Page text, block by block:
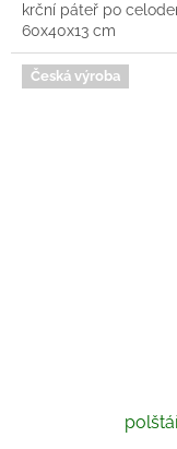
krční páteř po
60x40x13 cm
Česká výroba